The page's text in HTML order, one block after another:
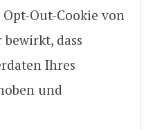
Out-Cookie von
dass
Ihres
und